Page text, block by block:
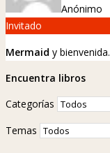
Anónimo
Invitado
Mermaid y bienvenida.
Encuentra libros
Categorías
Temas